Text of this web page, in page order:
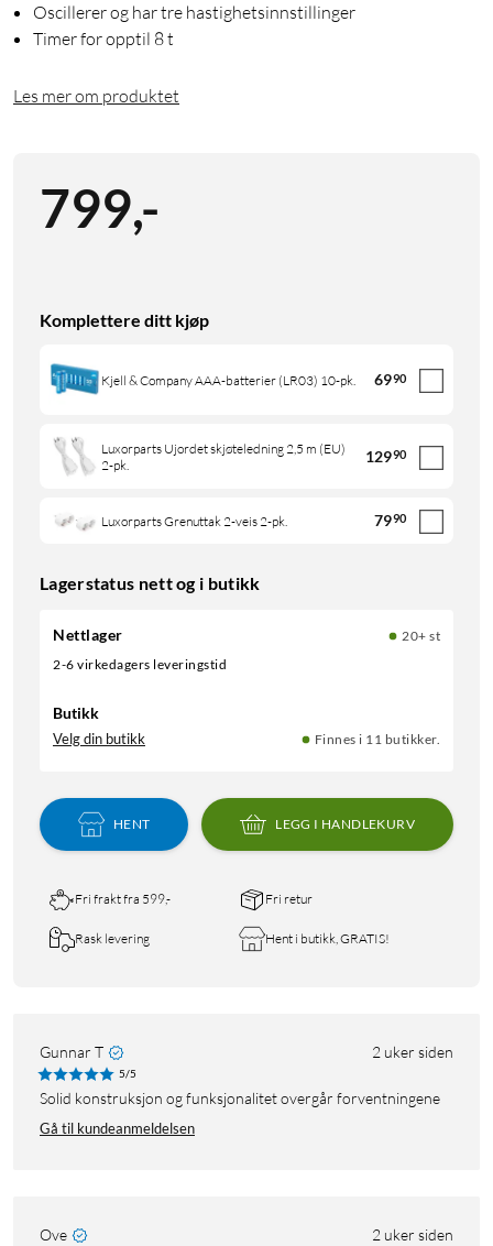
Oscillerer og har tre hastighetsinnstillinger
Timer for opptil 8 t
Les mer om produktet
799,-
Komplettere ditt kjøp
Kjell & Company AAA-batterier (LR03) 10-pk. 6990
Luxorparts Ujordet skjøteledning 2,5 m (EU)
2-pk.
12990
Luxorparts Grenuttak 2-veis 2-pk. 7990
Lagerstatus nett og i butikk
Nettlager
20+ st
2-6 virkedagers leveringstid
Butikk
Velg din butikk Finnes i 11 butikker.
HENT LEGG I HANDLEKURV
Fri frakt fra 599,- Fri retur
Rask levering Hent i butikk, GRATIS!
Gunnar T 2 uker siden
5/5
Solid konstruksjon og funksjonalitet overgår forventningene
Gå til kundeanmeldelsen
Ove 2 uker siden